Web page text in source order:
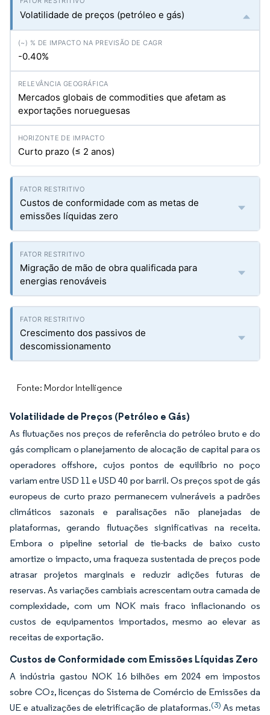
Volatilidade de preços (petróleo e gás)
-0.40%
Mercados globais de commodities que afetam as
exportações norueguesas
Curto prazo (≤ 2 anos)
Custos de conformidade com as metas de
emissões líquidas zero
Migração de mão de obra qualificada para
energias renováveis
Crescimento dos passivos de
descomissionamento
Fonte: Mordor Intelligence
Volatilidade de Preços (Petróleo e Gás)
As flutuações nos preços de referência do petróleo bruto e do
gás complicam o planejamento de alocação de capital para os
operadores offshore, cujos pontos de equilíbrio no poço
variam entre USD 11 e USD 40 por barril. Os preços spot de gás
europeus de curto prazo permanecem vulneráveis a padrões
climáticos sazonais e paralisações não planejadas de
plataformas, gerando flutuações significativas na receita.
Embora o pipeline setorial de tie-backs de baixo custo
amortize o impacto, uma fraqueza sustentada de preços pode
atrasar projetos marginais e reduzir adições futuras de
reservas. As variações cambiais acrescentam outra camada de
complexidade, com um NOK mais fraco inflacionando os
custos de equipamentos importados, mesmo ao elevar as
receitas de exportação.
Custos de Conformidade com Emissões Líquidas Zero
A indústria gastou NOK 16 bilhões em 2024 em impostos
sobre CO₂, licenças do Sistema de Comércio de Emissões da
UE e atualizações de eletrificação de plataformas.(3) As metas